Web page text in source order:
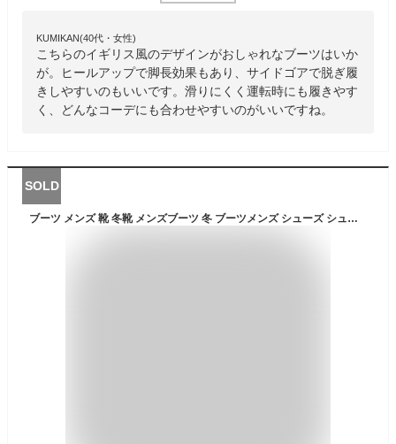
KUMIKAN(40代・女性)
こちらのイギリス風のデザインがおしゃれなブーツはいか
が。ヒールアップで脚長効果もあり、サイドゴアで脱ぎ履
きしやすいのもいいです。滑りにくく運転時にも履きやす
く、どんなコーデにも合わせやすいのがいいですね。
SOLD
ブーツ メンズ 靴 冬靴 メンズブーツ 冬 ブーツメンズ シューズ シューズメンズ メンズシューズ スエード スウェード メンズファッション 40代 ちょいワル ファッション 50代 ショート ショートブーツ スニーカー カジュアル カジュアルシューズ メンズ靴 おしゃれ